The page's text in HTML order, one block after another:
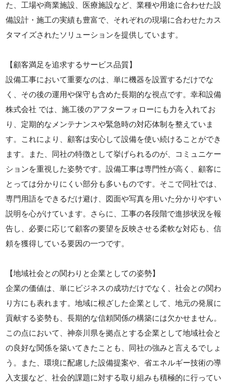
た、工場や商業施設、医療施設など、業種や用途に合わせた設
備設計・施工の実績も豊富で、それぞれの現場に合わせたカス
タマイズされたソリューションを提供しています。
【顧客満足を追求するサービス品質】
設備工事において重要なのは、単に機器を設置するだけでな
く、その後の運用や保守も含めた長期的な視点です。幸和設備
株式会社 では、施工後のアフターフォローにも力を入れてお
り、定期的なメンテナンスや緊急時の対応体制を整えていま
す。これにより、顧客は安心して設備を使い続けることができ
ます。また、同社の特徴として挙げられるのが、コミュニケー
ションを重視した姿勢です。設備工事は専門性が高く、顧客に
とっては分かりにくい部分も多いものです。そこで同社では、
専門用語をできるだけ避け、図面や写真を用いた分かりやすい
説明を心がけています。さらに、工事の各段階で進捗状況を報
告し、必要に応じて顧客の要望を反映させる柔軟な対応も、信
頼を獲得している要因の一つです。
【地域社会との関わりと企業としての姿勢】
企業の価値は、単にビジネスの成功だけでなく、社会との関わ
り方にも表れます。地域に根ざした企業として、地元の発展に
貢献する姿勢も、長期的な信頼関係の構築には欠かせません。
この点において、神奈川県を拠点とする企業として地域社会と
の良好な関係を築いてきたことも、同社の強みと言えるでしょ
う。また、環境に配慮した設備提案や、省エネルギー技術の導
入支援など、社会的課題に対する取り組みも積極的に行ってい